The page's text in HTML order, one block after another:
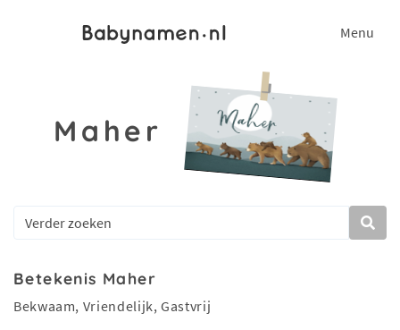
Menu
Maher
Betekenis Maher
Bekwaam, Vriendelijk, Gastvrij